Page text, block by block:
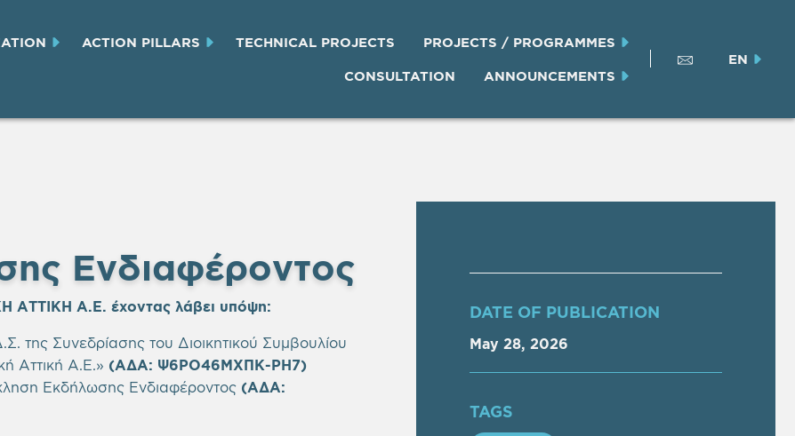
ACTION PILLARS TECHNICAL PROJECTS PROJECTS / PROGRAMMES
CONSULTATION ANNOUNCEMENTS
EN
Ενδιαφέροντος
ΑΤΤΙΚΗ Α.Ε. έχοντας λάβει υπόψη:
της Συνεδρίασης του Διοικητικού Συμβουλίου
Αττική Α.Ε.» (ΑΔΑ: Ψ6ΡΟ46ΜΧΠΚ-ΡΗ7)
Εκδήλωσης Ενδιαφέροντος (ΑΔΑ:
DATE OF PUBLICATION
May 28, 2026
TAGS